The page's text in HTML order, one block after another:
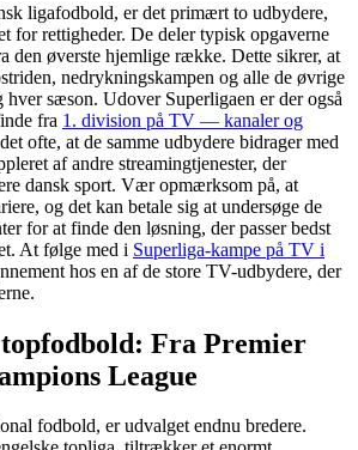
ligafodbold, er det primært to udbydere,
for rettigheder. De deler typisk opgaverne
den øverste hjemlige række. Dette sikrer, at
nedrykningskampen og alle de øvrige
hver sæson. Udover Superligaen er der også
fra 1. division på TV — kanaler og
ofte, at de samme udbydere bidrager med
af andre streamingtjenester, der
dansk sport. Vær opmærksom på, at
og det kan betale sig at undersøge de
for at finde den løsning, der passer bedst
At følge med i Superliga-kampe på TV i
hos en af de store TV-udbydere, der
Fra Premier
League
fodbold, er udvalget endnu bredere.